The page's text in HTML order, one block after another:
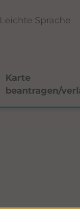
Leichte Sprache
Karte
beantragen/